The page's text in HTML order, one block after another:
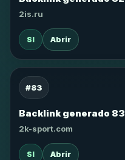
2is.ru
SI Abrir
#83
Backlink generado 83
2k-sport.com
SI Abrir